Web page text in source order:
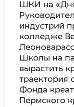
ШКИ на
индустрий
колледже
Школы на
вырастить
траектория
Фонда
Пермского